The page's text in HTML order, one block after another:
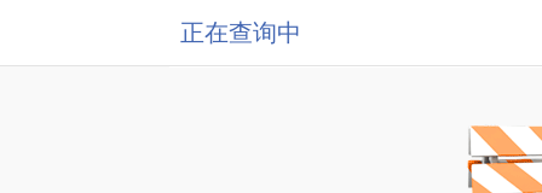
正在查询中